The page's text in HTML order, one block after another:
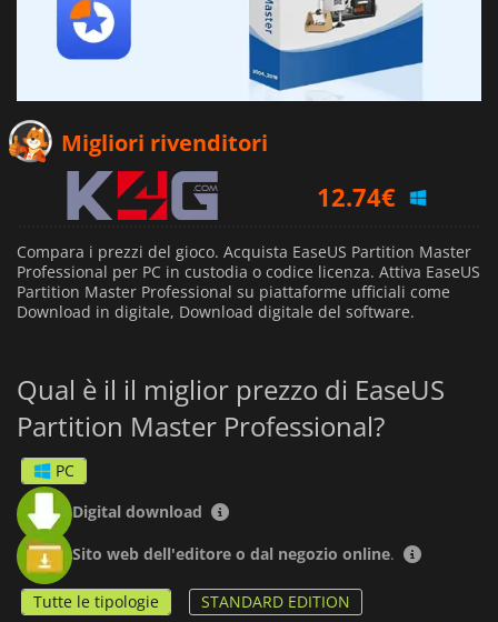
Migliori rivenditori
12.74€
20.45€
Compara i prezzi del gioco. Acquista EaseUS Partition Master
Professional per PC in custodia o codice licenza. Attiva EaseUS
Partition Master Professional su piattaforme ufficiali come
Download in digitale, Download digitale del software.
Qual è il il miglior prezzo di EaseUS
Partition Master Professional?
PC
Digital download
Sito web dell'editore o dal negozio online.
Tutte le tipologie
STANDARD EDITION